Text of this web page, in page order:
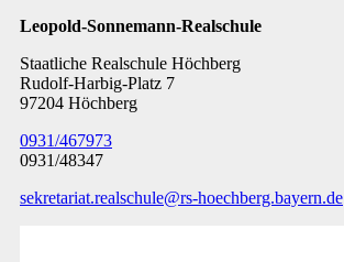
Leopold-Sonnemann-Realschule
Staatliche Realschule Höchberg
Rudolf-Harbig-Platz 7
97204 Höchberg
0931/467973
0931/48347
sekretariat.realschule@rs-hoechberg.bayern.de